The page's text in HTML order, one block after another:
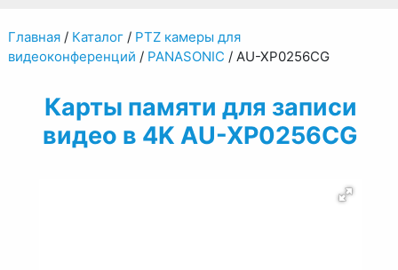
Главная/ Каталог/ PTZ камеры для
видеоконференций / PANASONIC / AU-XP0256CG
Карты памяти для записи
видео в 4K AU-XP0256CG